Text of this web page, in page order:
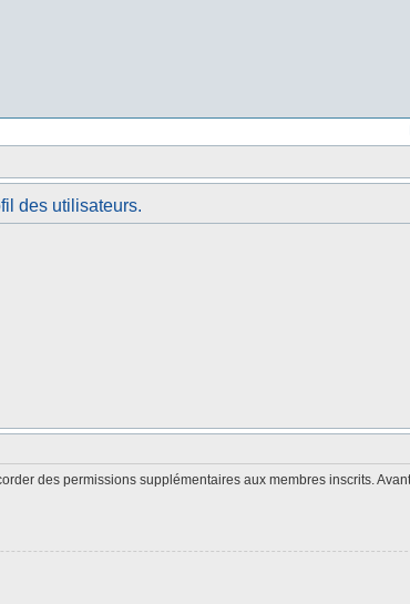
des utilisateurs.
des permissions supplémentaires aux membres inscrits.